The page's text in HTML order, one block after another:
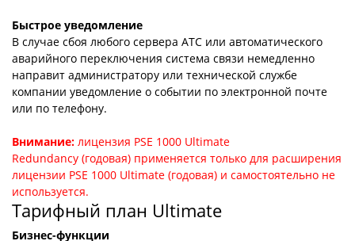
Быстрое уведомление
В случае сбоя любого сервера АТС или автоматического
аварийного переключения система связи немедленно
направит администратору или технической службе
компании уведомление о событии по электронной почте
или по телефону.
Внимание: лицензия PSE 1000 Ultimate
Redundancy (годовая) применяется только для расширения
лицензии PSE 1000 Ultimate (годовая) и самостоятельно не
используется.
Тарифный план Ultimate
Бизнес-функции